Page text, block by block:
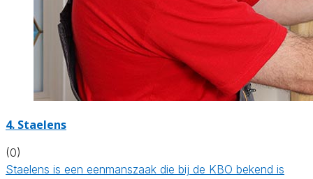
4. Staelens
(0)
Staelens is een eenmanszaak die bij de KBO bekend is